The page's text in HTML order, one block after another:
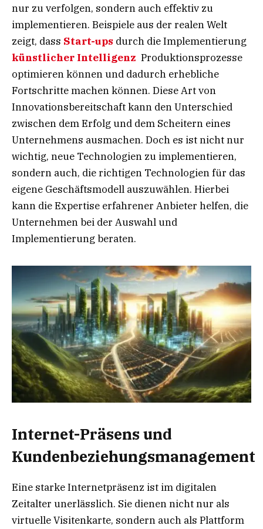
nur zu verfolgen, sondern auch effektiv zu
implementieren. Beispiele aus der realen Welt
zeigt, dass Start-ups durch die Implementierung
künstlicher Intelligenz Produktionsprozesse
optimieren können und dadurch erhebliche
Fortschritte machen können. Diese Art von
Innovationsbereitschaft kann den Unterschied
zwischen dem Erfolg und dem Scheitern eines
Unternehmens ausmachen. Doch es ist nicht nur
wichtig, neue Technologien zu implementieren,
sondern auch, die richtigen Technologien für das
eigene Geschäftsmodell auszuwählen. Hierbei
kann die Expertise erfahrener Anbieter helfen, die
Unternehmen bei der Auswahl und
Implementierung beraten.
Internet-Präsens und
Kundenbeziehungsmanagement
Eine starke Internetpräsenz ist im digitalen
Zeitalter unerlässlich. Sie dienen nicht nur als
virtuelle Visitenkarte, sondern auch als Plattform